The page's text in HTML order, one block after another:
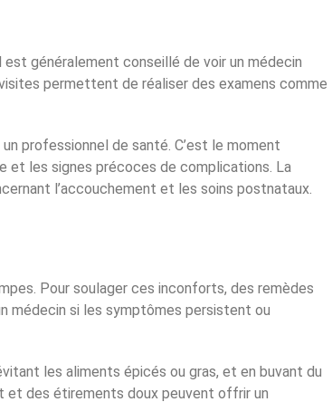
généralement conseillé de voir un médecin
permettent de réaliser des examens comme
professionnel de santé. C’est le moment
et les signes précoces de complications. La
l’accouchement et les soins postnataux.
Pour soulager ces inconforts, des remèdes
médecin si les symptômes persistent ou
les aliments épicés ou gras, et en buvant du
et des étirements doux peuvent offrir un